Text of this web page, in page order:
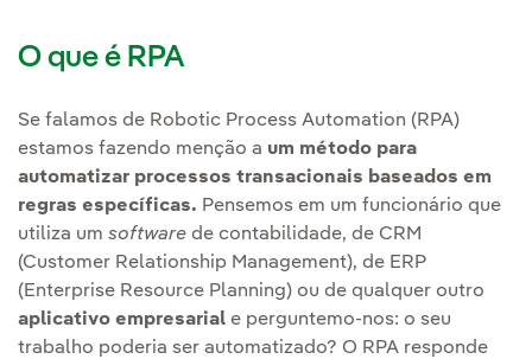
O que é RPA
Se falamos de Robotic Process Automation (RPA)
estamos fazendo menção a um método para
automatizar processos transacionais baseados em
regras específicas. Pensemos em um funcionário que
utiliza um software de contabilidade, de CRM
(Customer Relationship Management), de ERP
(Enterprise Resource Planning) ou de qualquer outro
aplicativo empresarial e perguntemo-nos: o seu
trabalho poderia ser automatizado? O RPA responde